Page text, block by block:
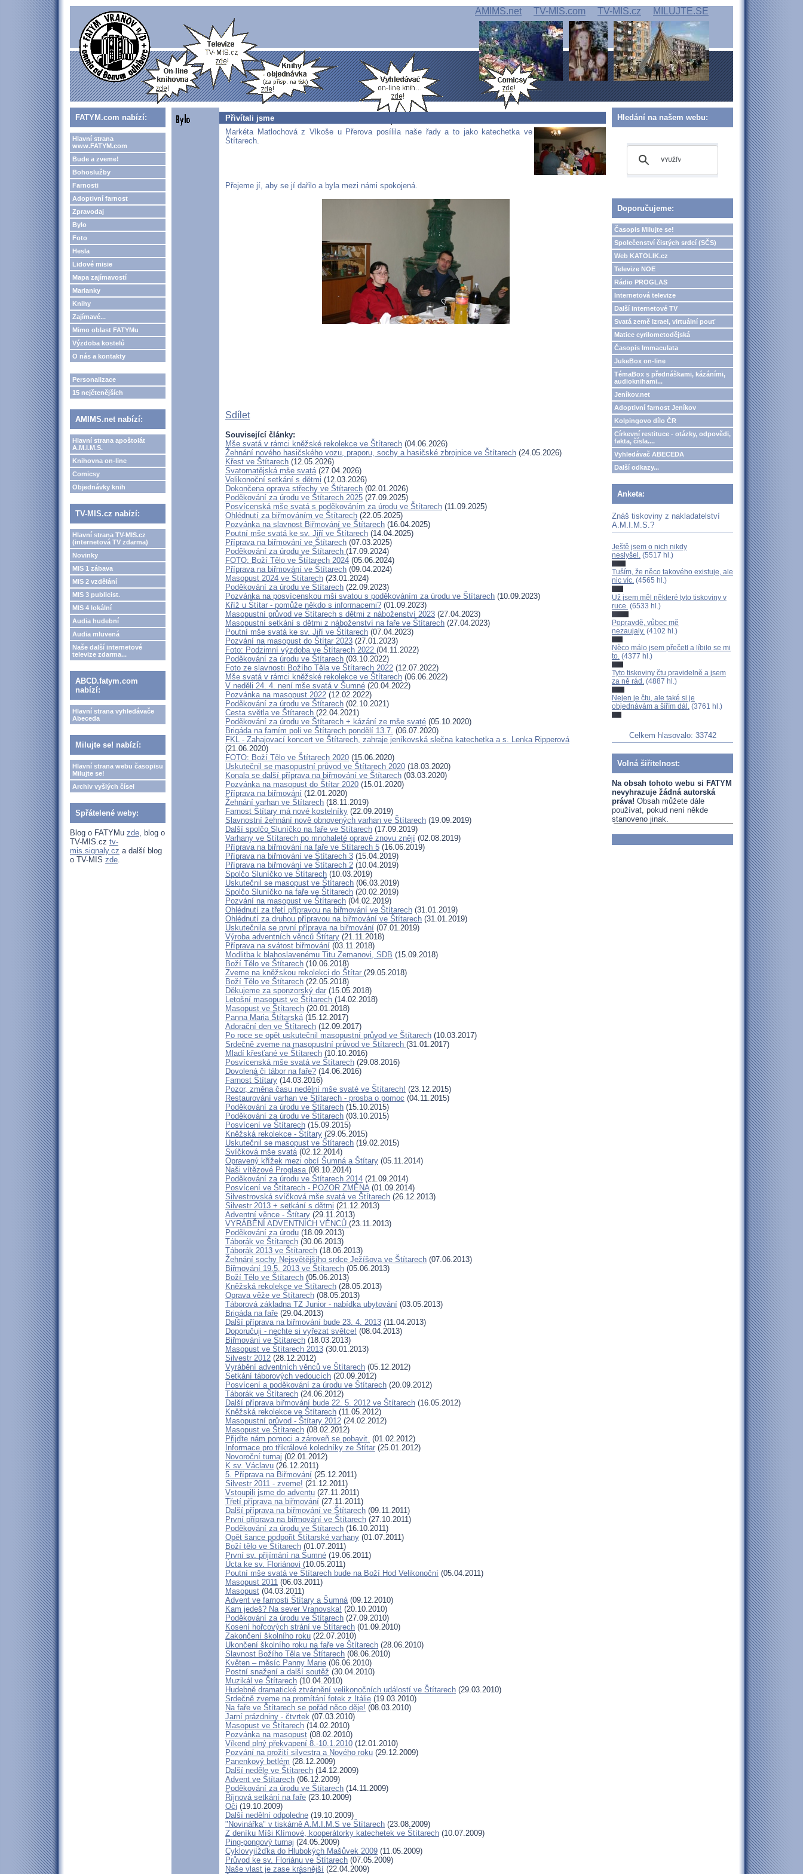
AMIMS.net TV-MIS.com TV-MIS.cz MILUJTE.SE
FATYM.com nabízí:
Hlavní strana
www.FATYM.com
Bude a zveme!
Bohoslužby
Farnosti
Adoptivní farnost
Zpravodaj
Bylo
Foto
Hesla
Lidové misie
Mapa zajímavostí
Marianky
Knihy
Zajímavé...
Mimo oblast FATYMu
Výzdoba kostelů
O nás a kontakty
Personalizace
15 nejčtenějších
AMIMS.net nabízí:
Hlavní strana apoštolát
A.M.I.M.S.
Knihovna on-line
Comicsy
Objednávky knih
TV-MIS.cz nabízí:
Hlavní strana TV-MIS.cz
(internetová TV zdarma)
Novinky
MIS 1 zábava
MIS 2 vzdělání
MIS 3 publicist.
MIS 4 lokální
Audia hudební
Audia mluvená
Naše další internetové
televize zdarma...
ABCD.fatym.com
nabízí:
Hlavní strana vyhledávače
Abeceda
Milujte se! nabízí:
Hlavní strana webu časopisu
Milujte se!
Archiv vyšlých čísel
Spřátelené weby:
Blog o FATYMu zde, blog o
TV-MIS.cz tv-
mis.signaly.cz a další blog
o TV-MIS zde.
Přivítali jsme
Markéta Matlochová z Vlkoše u Přerova posílila naše řady a to jako katechetka ve
Štítarech.
Přejeme jí, aby se jí dařilo a byla mezi námi spokojená.
Sdílet
Související články:
Mše svatá v rámci kněžské rekolekce ve Štítarech (04.06.2026)
Žehnání nového hasičského vozu, praporu, sochy a hasičské zbrojnice ve Štítarech (24.05.2026)
Křest ve Štítarech (12.05.2026)
Svatomatějská mše svatá(27.04.2026)
Velikonoční setkání s dětmi (12.03.2026)
Dokončena oprava střechy ve Štítarech (02.01.2026)
Poděkování za úrodu ve Štítarech 2025 (27.09.2025)
Posvícenská mše svatá s poděkováním za úrodu ve Štítarech (11.09.2025)
Ohlédnutí za biřmováním ve Štítarech (22.05.2025)
Pozvánka na slavnost Biřmování ve Štítarech (16.04.2025)
Poutní mše svatá ke sv. Jiří ve Štítarech (14.04.2025)
Příprava na biřmování ve Štítarech (07.03.2025)
Poděkování za úrodu ve Štítarech (17.09.2024)
FOTO: Boží Tělo ve Štítarech 2024 (05.06.2024)
Příprava na biřmování ve Štítarech (09.04.2024)
Masopust 2024 ve Štítarech (23.01.2024)
Poděkování za úrodu ve Štítarech (22.09.2023)
Pozvánka na posvícenskou mši svatou s poděkováním za úrodu ve Štítarech (10.09.2023)
Kříž u Štítar - pomůže někdo s informacemi? (01.09.2023)
Masopustní průvod ve Štítarech s dětmi z náboženství 2023 (27.04.2023)
Masopustní setkání s dětmi z náboženství na faře ve Štítarech (27.04.2023)
Poutní mše svatá ke sv. Jiří ve Štítarech (07.04.2023)
Pozvání na masopust do Štítar 2023 (27.01.2023)
Foto: Podzimní výzdoba ve Štítarech 2022 (04.11.2022)
Poděkování za úrodu ve Štítarech (03.10.2022)
Foto ze slavnosti Božího Těla ve Štítarech 2022 (12.07.2022)
Mše svatá v rámci kněžské rekolekce ve Štítarech (06.06.2022)
V neděli 24. 4. není mše svatá v Šumné (20.04.2022)
Pozvánka na masopust 2022 (12.02.2022)
Poděkování za úrodu ve Štítarech (02.10.2021)
Cesta světla ve Štítarech (22.04.2021)
Poděkování za úrodu ve Štítarech + kázání ze mše svaté (05.10.2020)
Brigáda na farním poli ve Štítarech pondělí 13.7. (06.07.2020)
FKL - Zahajovací koncert ve Štítarech, zahraje jeníkovská slečna katechetka a s. Lenka Ripperová
(21.06.2020)
FOTO: Boží Tělo ve Štítarech 2020 (15.06.2020)
Uskutečnil se masopustní průvod ve Štítarech 2020 (18.03.2020)
Konala se další příprava na biřmování ve Štítarech (03.03.2020)
Pozvánka na masopust do Štítar 2020 (15.01.2020)
Příprava na biřmování (12.01.2020)
Žehnání varhan ve Štítarech (18.11.2019)
Farnost Štítary má nové kostelníky (22.09.2019)
Slavnostní žehnání nově obnovených varhan ve Štítarech (19.09.2019)
Další spolčo Sluníčko na faře ve Štítarech (17.09.2019)
Varhany ve Štítarech po mnohaleté opravě znovu znějí (02.08.2019)
Příprava na biřmování na faře ve Štítarech 5 (16.06.2019)
Příprava na biřmování ve Štítarech 3 (15.04.2019)
Příprava na biřmování ve Štítarech 2 (10.04.2019)
Spolčo Sluníčko ve Štítarech (10.03.2019)
Uskutečnil se masopust ve Štítarech (06.03.2019)
Spolčo Sluníčko na faře ve Štítarech (20.02.2019)
Pozvání na masopust ve Štítarech (04.02.2019)
Ohlédnutí za třetí přípravou na biřmování ve Štítarech (31.01.2019)
Ohlédnutí za druhou přípravou na biřmování ve Štítarech (31.01.2019)
Uskutečnila se první příprava na biřmování (07.01.2019)
Výroba adventních věnců Štítary (21.11.2018)
Příprava na svátost biřmování (03.11.2018)
Modlitba k blahoslavenému Titu Zemanovi, SDB (15.09.2018)
Boží Tělo ve Štítarech (10.06.2018)
Zveme na kněžskou rekolekci do Štítar (29.05.2018)
Boží Tělo ve Štítarech (22.05.2018)
Děkujeme za sponzorský dar (15.05.2018)
Letošní masopust ve Štítarech (14.02.2018)
Masopust ve Štítarech (20.01.2018)
Panna Maria Štítarská(15.12.2017)
Adorační den ve Štítarech (12.09.2017)
Po roce se opět uskutečnil masopustní průvod ve Štítarech (10.03.2017)
Srdečně zveme na masopustní průvod ve Štítarech (31.01.2017)
Mladí křesťané ve Štítarech (10.10.2016)
Posvícenská mše svatá ve Štítarech (29.08.2016)
Dovolená či tábor na faře? (14.06.2016)
Farnost Štítary (14.03.2016)
Pozor, změna času nedělní mše svaté ve Štítarech! (23.12.2015)
Restaurování varhan ve Štítarech - prosba o pomoc (04.11.2015)
Poděkování za úrodu ve Štítarech (15.10.2015)
Poděkování za úrodu ve Štítarech (03.10.2015)
Posvícení ve Štítarech (15.09.2015)
Kněžská rekolekce - Štítary (29.05.2015)
Uskutečnil se masopust ve Štítarech (19.02.2015)
Svíčková mše svatá(02.12.2014)
Opravený křížek mezi obcí Šumná a Štítary (05.11.2014)
Naši vítězové Proglasa (08.10.2014)
Poděkování za úrodu ve Štítarech 2014 (21.09.2014)
Posvícení ve Štítarech - POZOR ZMĚNA(01.09.2014)
Silvestrovská svíčková mše svatá ve Štítarech (26.12.2013)
Silvestr 2013 + setkání s dětmi (21.12.2013)
Adventní věnce - Štítary (29.11.2013)
VYRÁBĚNÍ ADVENTNÍCH VĚNCŮ (23.11.2013)
Poděkování za úrodu (18.09.2013)
Táborák ve Štítarech (30.06.2013)
Táborák 2013 ve Štítarech (18.06.2013)
Žehnání sochy Nejsvětějšího srdce Ježíšova ve Štítarech (07.06.2013)
Biřmování 19.5. 2013 ve Štítarech (05.06.2013)
Boží Tělo ve Štítarech (05.06.2013)
Kněžská rekolekce ve Štítarech (28.05.2013)
Oprava věže ve Štítarech (08.05.2013)
Táborová základna TZ Junior - nabídka ubytování (03.05.2013)
Brigáda na faře (29.04.2013)
Další příprava na biřmování bude 23. 4. 2013 (11.04.2013)
Doporučuji - nechte si vyřezat světce! (08.04.2013)
Biřmování ve Štítarech (18.03.2013)
Masopust ve Štítarech 2013 (30.01.2013)
Silvestr 2012 (28.12.2012)
Vyrábění adventních věnců ve Štítarech (05.12.2012)
Setkání táborových vedoucích (20.09.2012)
Posvícení a poděkování za úrodu ve Štítarech (20.09.2012)
Táborák ve Štítarech (24.06.2012)
Další příprava biřmování bude 22. 5. 2012 ve Štítarech (16.05.2012)
Kněžská rekolekce ve Štítarech (11.05.2012)
Masopustní průvod - Štítary 2012 (24.02.2012)
Masopust ve Štítarech (08.02.2012)
Přijďte nám pomoci a zároveň se pobavit. (01.02.2012)
Informace pro třikrálové koledníky ze Štítar (25.01.2012)
Novoroční turnaj (02.01.2012)
K sv. Václavu (26.12.2011)
5. Příprava na Biřmování (25.12.2011)
Silvestr 2011 - zveme! (21.12.2011)
Vstoupili jsme do adventu (27.11.2011)
Třetí příprava na biřmování (27.11.2011)
Další příprava na biřmování ve Štítarech (09.11.2011)
První příprava na biřmování ve Štítarech (27.10.2011)
Poděkování za úrodu ve Štítarech (16.10.2011)
Opět šance podpořit Štítarské varhany (01.07.2011)
Boží tělo ve Štítarech (01.07.2011)
První sv. přijímání na Šumné (19.06.2011)
Úcta ke sv. Floriánovi (10.05.2011)
Poutní mše svatá ve Štítarech bude na Boží Hod Velikonoční (05.04.2011)
Masopust 2011 (06.03.2011)
Masopust (04.03.2011)
Advent ve farnosti Štítary a Šumná(09.12.2010)
Kam jedeš? Na sever Vranovska! (20.10.2010)
Poděkování za úrodu ve Štítarech (27.09.2010)
Kosení hořcových strání ve Štítarech (01.09.2010)
Zakončení školního roku (22.07.2010)
Ukončení školního roku na faře ve Štítarech (28.06.2010)
Slavnost Božího Těla ve Štítarech (08.06.2010)
Květen – měsíc Panny Marie (06.06.2010)
Postní snažení a další soutěž (30.04.2010)
Muzikál ve Štítarech (10.04.2010)
Hudebně dramatické ztvárnění velikonočních událostí ve Štítarech (29.03.2010)
Srdečně zveme na promítání fotek z Itálie (19.03.2010)
Na faře ve Štítarech se pořád něco děje! (08.03.2010)
Jarní prázdniny - čtvrtek (07.03.2010)
Masopust ve Štítarech (14.02.2010)
Pozvánka na masopust (08.02.2010)
Víkend plný překvapení 8.-10.1.2010 (12.01.2010)
Pozvání na prožití silvestra a Nového roku (29.12.2009)
Panenkový betlém (28.12.2009)
Další neděle ve Štítarech (14.12.2009)
Advent ve Štítarech (06.12.2009)
Poděkování za úrodu ve Štítarech (14.11.2009)
Říjnová setkání na faře (23.10.2009)
Oči (19.10.2009)
Další nedělní odpoledne (19.10.2009)
"Novinářka" v tiskárně A.M.I.M.S ve Štítarech (23.08.2009)
Z deníku Míši Klímové, kooperátorky katechetek ve Štítarech (10.07.2009)
Ping-pongový turnaj (24.05.2009)
Cyklovyjížďka do Hlubokých Mašůvek 2009 (11.05.2009)
Průvod ke sv. Floriánu ve Štítarech (07.05.2009)
Naše vlast je zase krásnější (22.04.2009)
Hledání na našem webu:
Doporučujeme:
Časopis Milujte se!
Společenství čistých srdcí (SČS)
Web KATOLIK.cz
Televize NOE
Rádio PROGLAS
Internetová televize
Další internetové TV
Svatá země Izrael, virtuální pouť
Matice cyrilometodějská
Časopis Immaculata
JukeBox on-line
TémaBox s přednáškami, kázáními,
audioknihami...
Jeníkov.net
Adoptivní farnost Jeníkov
Kolpingovo dílo ČR
Církevní restituce - otázky, odpovědi,
fakta, čísla....
Vyhledávač ABECEDA
Další odkazy...
Anketa:
Znáš tiskoviny z nakladatelství
A.M.I.M.S.?
Ještě jsem o nich nikdy
neslyšel. (5517 hl.)
Tuším, že něco takového existuje, ale
nic víc. (4565 hl.)
Už jsem měl některé tyto tiskoviny v
ruce. (6533 hl.)
Popravdě, vůbec mě
nezaujaly. (4102 hl.)
Něco málo jsem přečetl a líbilo se mi
to. (4377 hl.)
Tyto tiskoviny čtu pravidelně a jsem
za ně rád. (4887 hl.)
Nejen je čtu, ale také si je
objednávám a šířím dál. (3761 hl.)
Celkem hlasovalo: 33742
Volná šiřitelnost:
Na obsah tohoto webu si FATYM
nevyhrazuje žádná autorská
práva! Obsah můžete dále
používat, pokud není někde
stanoveno jinak.